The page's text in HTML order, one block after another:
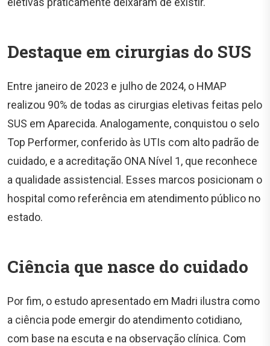
Destaque em cirurgias do SUS
Entre janeiro de 2023 e julho de 2024, o HMAP
realizou 90% de todas as cirurgias eletivas feitas pelo
SUS em Aparecida. Analogamente, conquistou o selo
Top Performer, conferido às UTIs com alto padrão de
cuidado, e a acreditação ONA Nível 1, que reconhece
a qualidade assistencial. Esses marcos posicionam o
hospital como referência em atendimento público no
estado.
Ciência que nasce do cuidado
Por fim, o estudo apresentado em Madri ilustra como
a ciência pode emergir do atendimento cotidiano,
com base na escuta e na observação clínica. Com